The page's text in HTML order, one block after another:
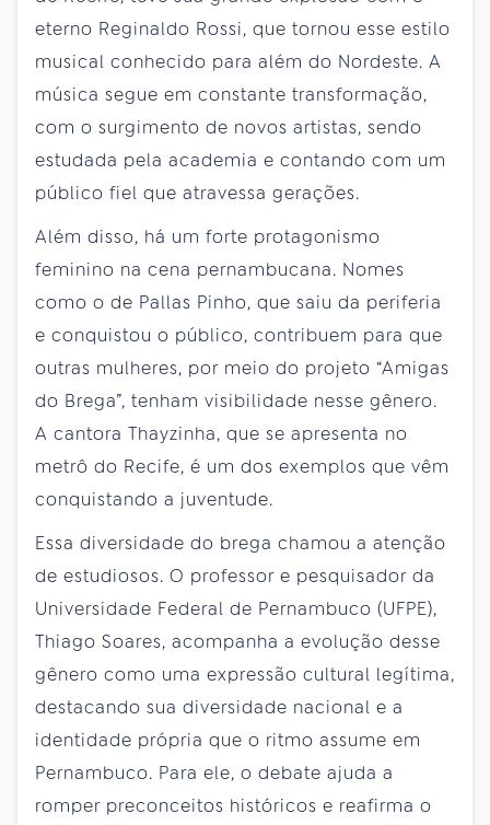
eterno Reginaldo Rossi, que tornou esse estilo
musical conhecido para além do Nordeste. A
música segue em constante transformação,
com o surgimento de novos artistas, sendo
estudada pela academia e contando com um
público fiel que atravessa gerações.
Além disso, há um forte protagonismo
feminino na cena pernambucana. Nomes
como o de Pallas Pinho, que saiu da periferia
e conquistou o público, contribuem para que
outras mulheres, por meio do projeto “Amigas
do Brega”, tenham visibilidade nesse gênero.
A cantora Thayzinha, que se apresenta no
metrô do Recife, é um dos exemplos que vêm
conquistando a juventude.
Essa diversidade do brega chamou a atenção
de estudiosos. O professor e pesquisador da
Universidade Federal de Pernambuco (UFPE),
Thiago Soares, acompanha a evolução desse
gênero como uma expressão cultural legítima,
destacando sua diversidade nacional e a
identidade própria que o ritmo assume em
Pernambuco. Para ele, o debate ajuda a
romper preconceitos históricos e reafirma o